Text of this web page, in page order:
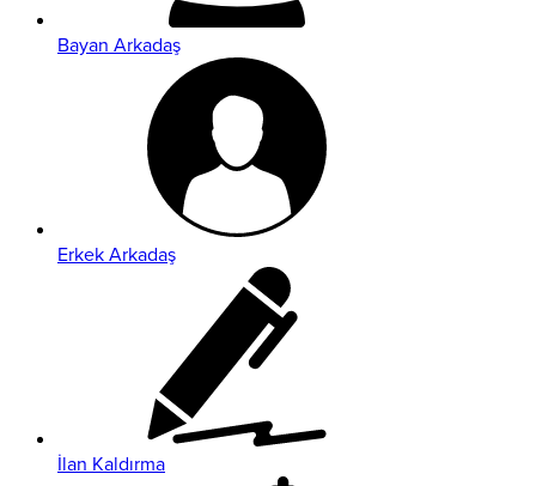
Bayan Arkadaş
Erkek Arkadaş
İlan Kaldırma